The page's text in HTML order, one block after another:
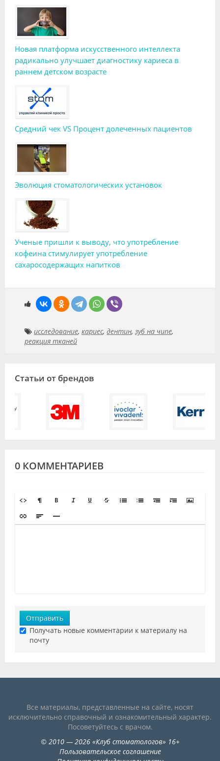
Новая платформа искусственного интеллекта
радикально улучшает диагностику кариеса в
раннем детском возрасте
Средний чек VS Процент долеченных пациентов
Эволюция стоматологических установок
Ученые пришли к выводу, что употребление
кофеина стимулирует употребление
сахаросодержащих напитков
исследование, кариес, дентин, зуб на чипе,
реакция тканей
Статьи от брендов
0 КОММЕНТАРИЕВ
Отправить
Получать новые комментарии к материалу на
почту
Все материалы, представленные на сайте, носят
исключительно справочный и ознакомительный характер.
Посоветуйтесь с врачом.
© 2010— 2026«Клуб стоматологов» 16+
Пользовательское соглашение